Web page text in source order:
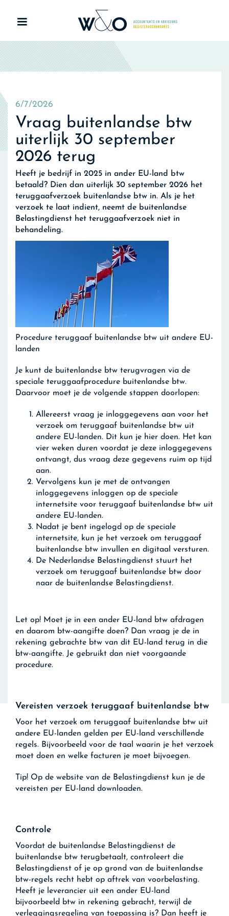
6/7/2026
Vraag buitenlandse btw
uiterlijk 30 september
2026 terug
Heeft je bedrijf in 2025 in ander EU-land btw
betaald? Dien dan uiterlijk 30 september 2026 het
teruggaafverzoek buitenlandse btw in. Als je het
verzoek te laat indient, neemt de buitenlandse
Belastingdienst het teruggaafverzoek niet in
behandeling.
Procedure teruggaaf buitenlandse btw uit andere EU-
landen
Je kunt de buitenlandse btw terugvragen via de
speciale teruggaafprocedure buitenlandse btw.
Daarvoor moet je de volgende stappen doorlopen:
Allereerst vraag je inloggegevens aan voor het
verzoek om teruggaaf buitenlandse btw uit
andere EU-landen. Dit kun je hier doen. Het kan
vier weken duren voordat je deze inloggegevens
ontvangt, dus vraag deze gegevens ruim op tijd
aan.
Vervolgens kun je met de ontvangen
inloggegevens inloggen op de speciale
internetsite voor teruggaaf buitenlandse btw uit
andere EU-landen.
Nadat je bent ingelogd op de speciale
internetsite, kun je het verzoek om teruggaaf
buitenlandse btw invullen en digitaal versturen.
De Nederlandse Belastingdienst stuurt het
verzoek om teruggaaf buitenlandse btw door
naar de buitenlandse Belastingdienst.
Let op! Moet je in een ander EU-land btw afdragen
en daarom btw-aangifte doen? Dan vraag je de in
rekening gebrachte btw van dit EU-land terug in die
btw-aangifte. Je gebruikt dan niet voorgaande
procedure.
Vereisten verzoek teruggaaf buitenlandse btw
Voor het verzoek om teruggaaf buitenlandse btw uit
andere EU-landen gelden per EU-land verschillende
regels. Bijvoorbeeld voor de taal waarin je het verzoek
moet doen en welke facturen je moet bijvoegen.
Tip! Op de website van de Belastingdienst kun je de
vereisten per EU-land downloaden.
Controle
Voordat de buitenlandse Belastingdienst de
buitenlandse btw terugbetaalt, controleert die
Belastingdienst of je op grond van de buitenlandse
btw-regels recht hebt op aftrek van voorbelasting.
Heeft je leverancier uit een ander EU-land
bijvoorbeeld btw in rekening gebracht, terwijl de
verleggingsregeling van toepassing is? Dan heeft je